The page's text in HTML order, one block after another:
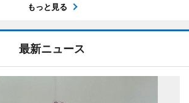
もっと見る
最新ニュース